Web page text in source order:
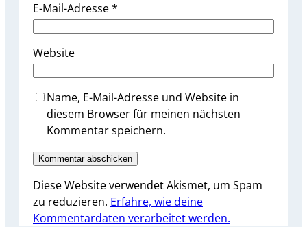
E-Mail-Adresse*
Website
Name, E-Mail-Adresse und Website in
diesem Browser für meinen nächsten
Kommentar speichern.
Diese Website verwendet Akismet, um Spam
zu reduzieren. Erfahre, wie deine
Kommentardaten verarbeitet werden.